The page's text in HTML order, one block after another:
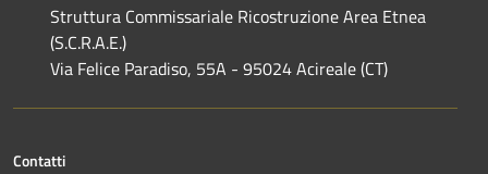
Struttura Commissariale Ricostruzione Area Etnea
(S.C.R.A.E.)
Via Felice Paradiso, 55A - 95024 Acireale (CT)
Contatti